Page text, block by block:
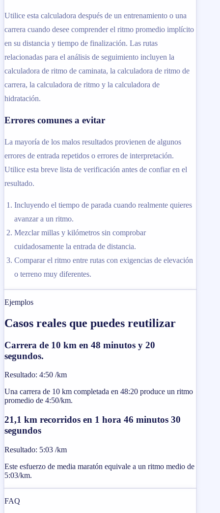
Utilice esta calculadora después de un entrenamiento o una
carrera cuando desee comprender el ritmo promedio implícito
en su distancia y tiempo de finalización. Las rutas
relacionadas para el análisis de seguimiento incluyen la
calculadora de ritmo de caminata, la calculadora de ritmo de
carrera, la calculadora de ritmo y la calculadora de
hidratación.
Errores comunes a evitar
La mayoría de los malos resultados provienen de algunos
errores de entrada repetidos o errores de interpretación.
Utilice esta breve lista de verificación antes de confiar en el
resultado.
Incluyendo el tiempo de parada cuando realmente quieres
avanzar a un ritmo.
Mezclar millas y kilómetros sin comprobar
cuidadosamente la entrada de distancia.
Comparar el ritmo entre rutas con exigencias de elevación
o terreno muy diferentes.
Ejemplos
Casos reales que puedes reutilizar
Carrera de 10 km en 48 minutos y 20
segundos.
Resultado: 4:50 /km
Una carrera de 10 km completada en 48:20 produce un ritmo
promedio de 4:50/km.
21,1 km recorridos en 1 hora 46 minutos 30
segundos
Resultado: 5:03 /km
Este esfuerzo de media maratón equivale a un ritmo medio de
5:03/km.
FAQ